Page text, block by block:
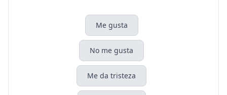
Me gusta
No me gusta
Me da tristeza